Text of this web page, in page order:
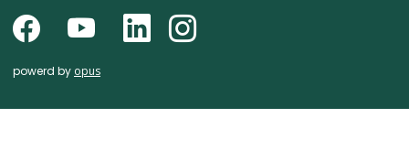
powerd by opus